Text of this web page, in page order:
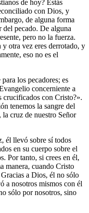
de hoy? Estás
con Dios, y
de alguna forma
del pecado. De alguna
pero no la fuerza.
otra vez eres derrotado, y
eso no es el
los pecadores; es
concerniente a
crucificados con Cristo?».
tenemos la sangre del
la cruz de nuestro Señor
él llevó sobre sí todos
en su cuerpo sobre el
Por tanto, si crees en él,
manera, cuando Cristo
a Dios, él no sólo
a nosotros mismos con él
sólo por nosotros, sino